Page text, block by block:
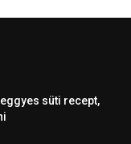
süti recept,